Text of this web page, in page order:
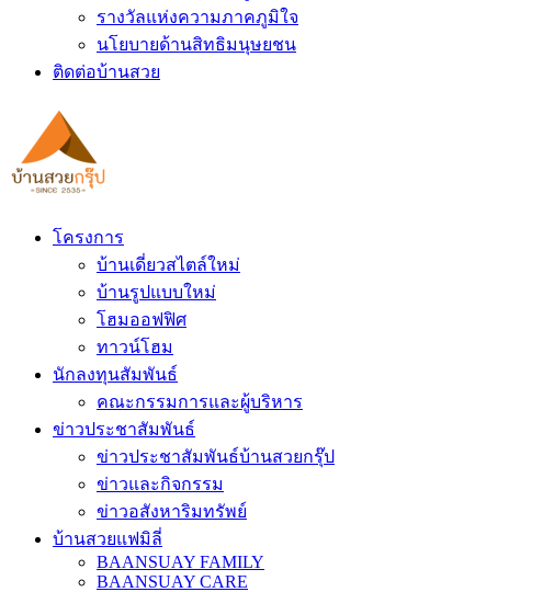
รางวัลแห่งความภาคภูมิใจ
นโยบายด้านสิทธิมนุษยชน
ติดต่อบ้านสวย
โครงการ
บ้านเดี่ยวสไตล์ใหม่
บ้านรูปแบบใหม่
โฮมออฟฟิศ
ทาวน์โฮม
นักลงทุนสัมพันธ์
คณะกรรมการและผู้บริหาร
ข่าวประชาสัมพันธ์
ข่าวประชาสัมพันธ์บ้านสวยกรุ๊ป
ข่าวและกิจกรรม
ข่าวอสังหาริมทรัพย์
บ้านสวยแฟมิลี่
BAANSUAY FAMILY
BAANSUAY CARE